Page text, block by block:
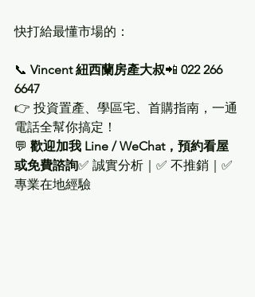
快打給最懂市場的：
📞 Vincent 紐西蘭房產大叔📲 022 266
6647
👉 投資置產、學區宅、首購指南，一通
電話全幫你搞定！
💬 歡迎加我 Line / WeChat，預約看屋
或免費諮詢✅ 誠實分析｜✅ 不推銷｜✅
專業在地經驗